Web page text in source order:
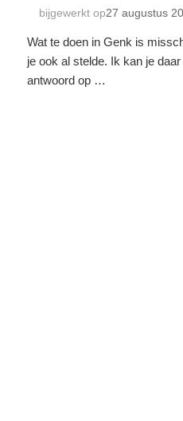
bijgewerkt op27 augustus
Wat te doen in Genk is
je ook al stelde. Ik kan je
antwoord op …